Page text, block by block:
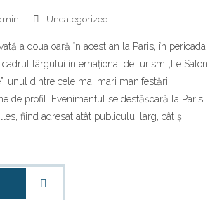
Uncategorized
a doua oară în acest an la Paris, în perioada
cadrul târgului internațional de turism „Le Salon
unul dintre cele mai mari manifestări
de profil. Evenimentul se desfășoară la Paris
fiind adresat atât publicului larg, cât și